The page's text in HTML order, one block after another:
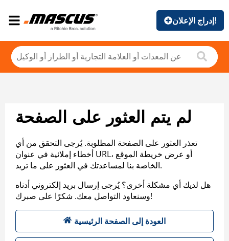
إدراج الإعلان!
لم يتم العثور على الصفحة
تعذر العثور على الصفحة المطلوبة. يُرجى التحقق من أي
أخطاء إملائية في عنوان URL، أو عرض خريطة الموقع
الخاصة بنا لمساعدتك في العثور على ما تريد.
هل لديك أي مشكلة أخرى؟ يُرجى إرسال بريد إلكتروني أدناه
وسنعاود التواصل معك. شكرًا على صبرك!
العودة إلى الصفحة الرئيسية